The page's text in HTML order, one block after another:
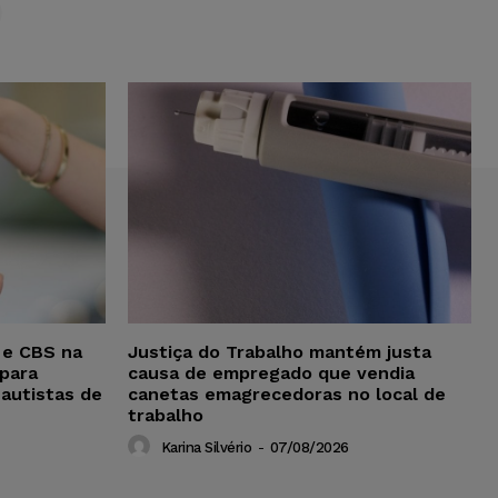
CBS na
de
Justiça do Trabalho mantém justa
causa de empregado que vendia
canetas emagrecedoras no local de
trabalho
Karina Silvério - 07/08/2026